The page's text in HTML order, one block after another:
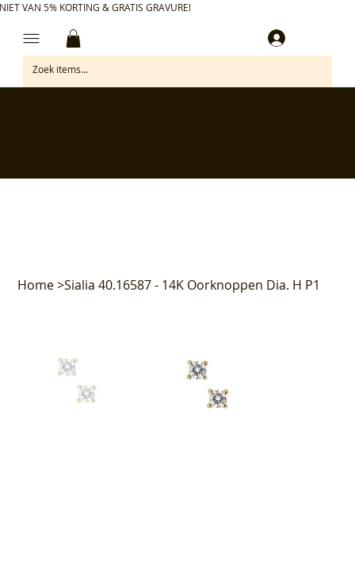
VAN 5% KORTING & GRATIS GRAVURE!
Home>Sialia 40.16587 - 14K Oorknoppen Dia. H P1